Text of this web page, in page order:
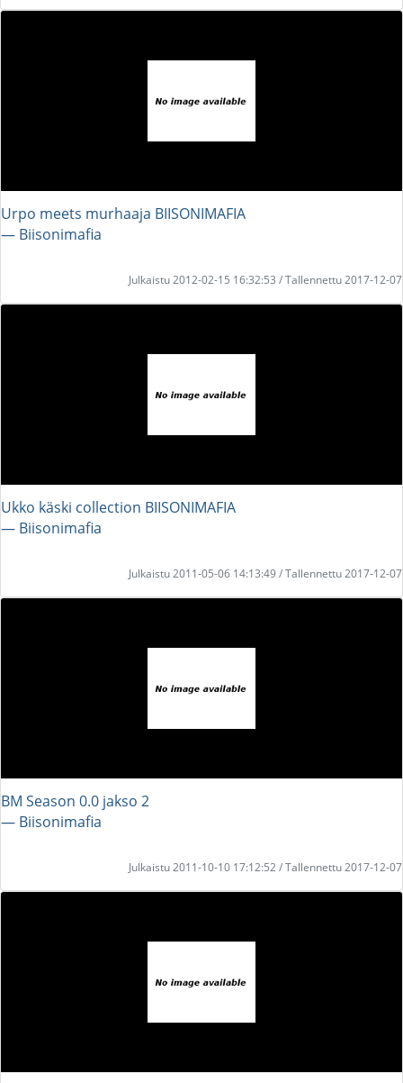
Urpo meets murhaaja BIISONIMAFIA
― Biisonimafia
Julkaistu 2012-02-15 16:32:53 / Tallennettu 2017-12-07
Ukko käski collection BIISONIMAFIA
― Biisonimafia
Julkaistu 2011-05-06 14:13:49 / Tallennettu 2017-12-07
BM Season 0.0 jakso 2
― Biisonimafia
Julkaistu 2011-10-10 17:12:52 / Tallennettu 2017-12-07